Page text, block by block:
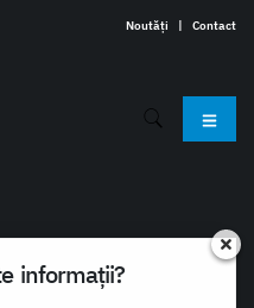
Noutăți | Contact
informații?